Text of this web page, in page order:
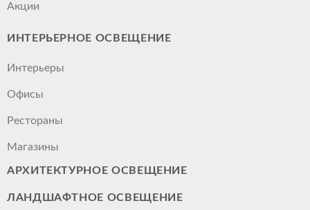
Акции
ИНТЕРЬЕРНОЕ ОСВЕЩЕНИЕ
Интерьеры
Офисы
Рестораны
Магазины
АРХИТЕКТУРНОЕ ОСВЕЩЕНИЕ
ЛАНДШАФТНОЕ ОСВЕЩЕНИЕ